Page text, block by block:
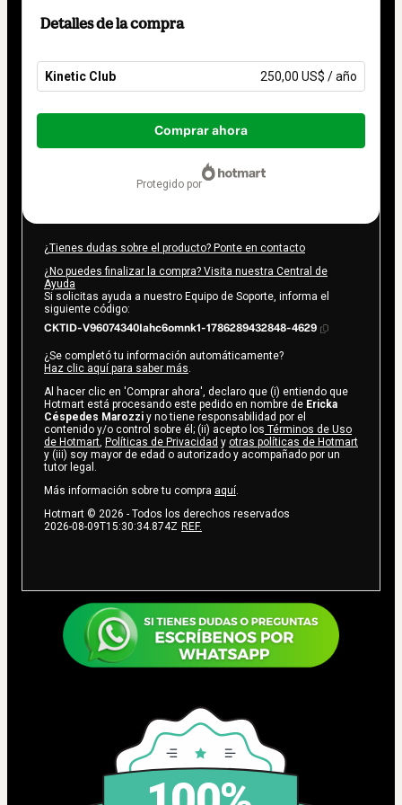
Detalles de la compra
Kinetic Club 250,00 US$ / año
Total
250,00 US$
Comprar ahora
protegido por
¿Tienes dudas sobre el producto? Ponte en contacto
¿No puedes finalizar la compra? Visita nuestra Central de
Ayuda
Si solicitas ayuda a nuestro Equipo de Soporte, informa el
siguiente código:
CKTID-V96074340Iahc6omnk1-1786289432848-4629
¿Se completó tu información automáticamente?
Haz clic aquí para saber más.
Al hacer clic en 'Comprar ahora', declaro que (i) entiendo que
Hotmart está procesando este pedido en nombre de Ericka
Céspedes Marozzi y no tiene responsabilidad por el
contenido y/o control sobre él; (ii) acepto los Términos de Uso
de Hotmart, Políticas de Privacidad y otras políticas de Hotmart
y (iii) soy mayor de edad o autorizado y acompañado por un
tutor legal.
Más información sobre tu compra aquí.
Hotmart © 2026 - Todos los derechos reservados
2026-08-09T15:30:34.874Z REF.